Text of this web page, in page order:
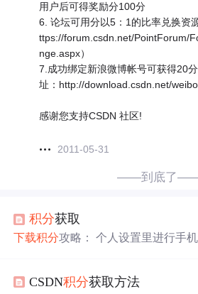
用户后可得奖励分100分
6. 论坛可用分以5：1的比率兑换资
ttps://forum.csdn.net/PointForum/
nge.aspx）
7.成功绑定新浪微博帐号可获得20
址：http://download.csdn.net/weibo
感谢您支持CSDN 社区!
2011-05-31
——到底了
积分获取
下载积分攻略： 个人设置里进行手机绑定CSDN账户 奖励
法，广告资源用户，将被扣除一定
CSDN积分获取方法